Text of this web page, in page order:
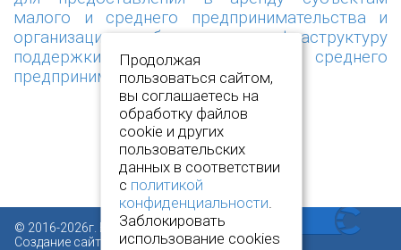
малого и среднего предпринимательства и
организациям, образующим инфраструктуру
поддержки субъектов малого и среднего
предпринимательства"
© 2016-2026г. Все права защищены.
Создание сайта:
www.novcit.ru
Продолжая
пользоваться сайтом,
вы соглашаетесь на
обработку файлов
cookie и других
пользовательских
данных в соответствии
с политикой
конфиденциальности.
Заблокировать
использование cookies